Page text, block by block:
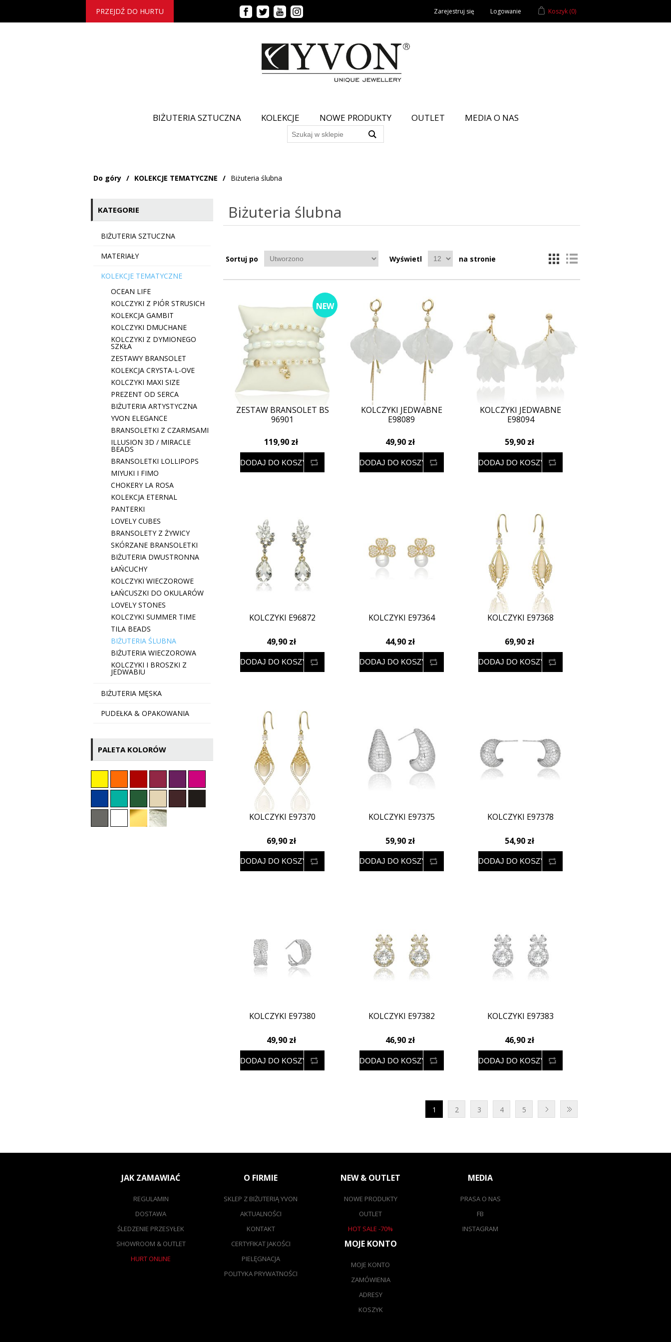
PRZEJDŹ DO HURTU Zarejestruj się Logowanie Koszyk (0)
BIŻUTERIA SZTUCZNA KOLEKCJE NOWE PRODUKTY OUTLET MEDIA O NAS
Do góry / KOLEKCJE TEMATYCZNE / Biżuteria ślubna
KATEGORIE
BIŻUTERIA SZTUCZNA
MATERIAŁY
KOLEKCJE TEMATYCZNE
OCEAN LIFE
KOLCZYKI Z PIÓR STRUSICH
KOLEKCJA GAMBIT
KOLCZYKI DMUCHANE
KOLCZYKI Z DYMIONEGO
SZKŁA
ZESTAWY BRANSOLET
KOLEKCJA CRYSTA-L-OVE
KOLCZYKI MAXI SIZE
PREZENT OD SERCA
BIŻUTERIA ARTYSTYCZNA
YVON ELEGANCE
BRANSOLETKI Z CZARMSAMI
ILLUSION 3D / MIRACLE
BEADS
BRANSOLETKI LOLLIPOPS
MIYUKI I FIMO
CHOKERY LA ROSA
KOLEKCJA ETERNAL
PANTERKI
LOVELY CUBES
BRANSOLETY Z ŻYWICY
SKÓRZANE BRANSOLETKI
BIŻUTERIA DWUSTRONNA
ŁAŃCUCHY
KOLCZYKI WIECZOROWE
ŁAŃCUSZKI DO OKULARÓW
LOVELY STONES
KOLCZYKI SUMMER TIME
TILA BEADS
BIŻUTERIA ŚLUBNA
BIŻUTERIA WIECZOROWA
KOLCZYKI I BROSZKI Z
JEDWABIU
BIŻUTERIA MĘSKA
PUDEŁKA & OPAKOWANIA
PALETA KOLORÓW
Biżuteria ślubna
Sortuj po Wyświetl na stronie
ZESTAW BRANSOLET BS
96901
NEW
119,90 zł
KOLCZYKI JEDWABNE
E98089
49,90 zł
KOLCZYKI JEDWABNE
E98094
59,90 zł
KOLCZYKI E96872
49,90 zł
KOLCZYKI E97364
44,90 zł
KOLCZYKI E97368
69,90 zł
KOLCZYKI E97370
69,90 zł
KOLCZYKI E97375
59,90 zł
KOLCZYKI E97378
54,90 zł
KOLCZYKI E97380
49,90 zł
KOLCZYKI E97382
46,90 zł
KOLCZYKI E97383
46,90 zł
1 2 3 4 5
JAK ZAMAWIAĆ
REGULAMIN
DOSTAWA
ŚLEDZENIE PRZESYŁEK
SHOWROOM & OUTLET
HURT ONLINE
O FIRMIE
SKLEP Z BIŻUTERIĄ YVON
AKTUALNOŚCI
KONTAKT
CERTYFIKAT JAKOŚCI
PIELĘGNACJA
POLITYKA PRYWATNOŚCI
NEW & OUTLET
NOWE PRODUKTY
OUTLET
HOT SALE -70%
MEDIA
PRASA O NAS
FB
INSTAGRAM
MOJE KONTO
MOJE KONTO
ZAMÓWIENIA
ADRESY
KOSZYK